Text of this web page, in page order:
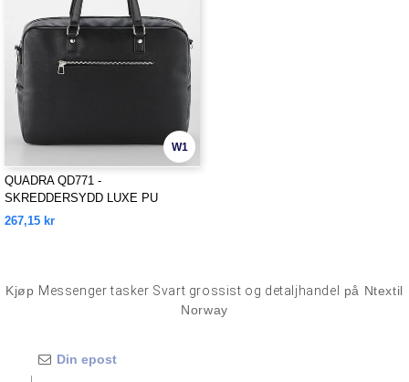
W1
QUADRA QD771 -
SKREDDERSYDD LUXE PU
BRIEFCASE
267,15 kr
Kjøp Messenger tasker Svart grossist og detaljhandel
på Ntextil
Norway